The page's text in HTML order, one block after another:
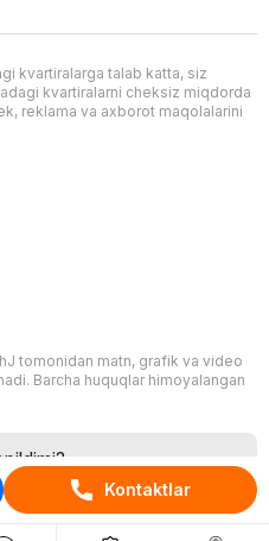
Kontaktlar
kvartiralarga talab katta, siz
kvartiralarni cheksiz miqdorda
reklama va axborot maqolalarini
tomonidan matn, grafik va video
Barcha huquqlar himoyalangan